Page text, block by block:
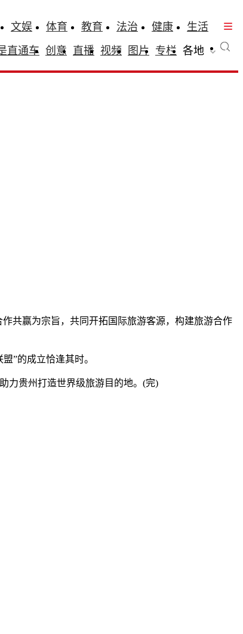
文娱 体育 教育 法治 健康
生活
直通车 创意 直播 视频 图片 专栏 各地
共赢为宗旨，共同开拓国际旅游客源，构建旅游合作
”的成立恰逢其时。
力贵州打造世界级旅游目的地。(完)